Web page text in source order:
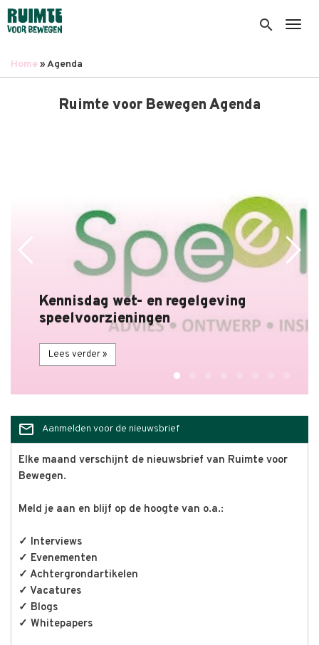
Overslaan
en
inhoud
search
Kruimelpad
Home Agenda
Ruimte voor Bewegen Agenda
Kennisdag wet- en regelgeving
speelvoorzieningen
Lees verder »
mail_outline Aanmelden voor de nieuwsbrief
Elke maand verschijnt de nieuwsbrief van Ruimte voor
Bewegen.
Meld je aan en blijf op de hoogte van o.a.:
✓ Interviews
✓ Evenementen
✓ Achtergrondartikelen
✓ Vacatures
✓ Blogs
✓ Whitepapers